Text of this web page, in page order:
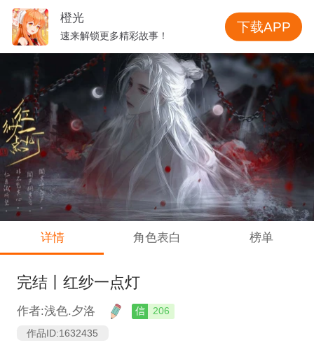
详情 角色表白 榜单
完结丨红纱一点灯
作者:浅色.夕洛 信
206
作品ID:1632435
橙光
速来解锁更多精彩故事！
下载APP